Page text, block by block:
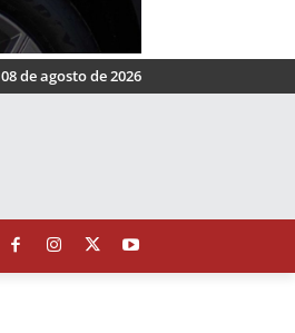
08 de agosto de 2026